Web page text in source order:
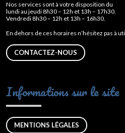
Nos services sont à votre disposition du
lundi au jeudi 8h30 – 12h et 13h – 17h30.
Vendredi 8h30 – 12h et 13h – 16h30.
En dehors de ces horaires n’hésitez pas à
CONTACTEZ-NOUS
Informations sur le site
MENTIONS LÉGALES